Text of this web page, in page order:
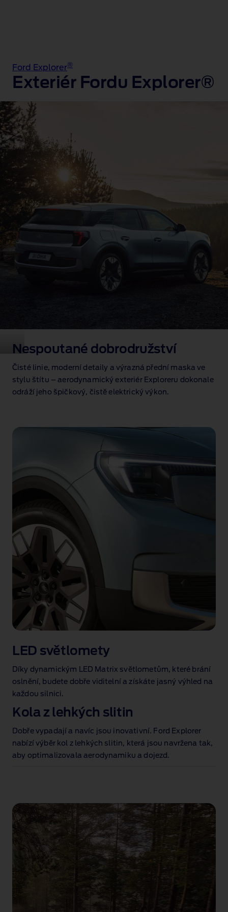
Ford Explorer®
Exteriér Fordu Explorer®
Nespoutané dobrodružství
Čisté linie, moderní detaily a výrazná přední maska ve
stylu štítu – aerodynamický exteriér Exploreru dokonale
odráží jeho špičkový, čistě elektrický výkon.
LED světlomety
Díky dynamickým LED Matrix světlometům, které brání
oslnění, budete dobře viditelní a získáte jasný výhled na
každou silnici.
Kola z lehkých slitin
Dobře vypadají a navíc jsou inovativní. Ford Explorer
nabízí výběr kol z lehkých slitin, která jsou navržena tak,
aby optimalizovala aerodynamiku a dojezd.